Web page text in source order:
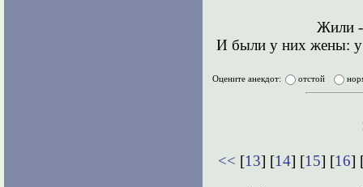
Жили -
И были у них жены: у
Оцените анекдот: отстой
<< [13] [14] [15] [16]